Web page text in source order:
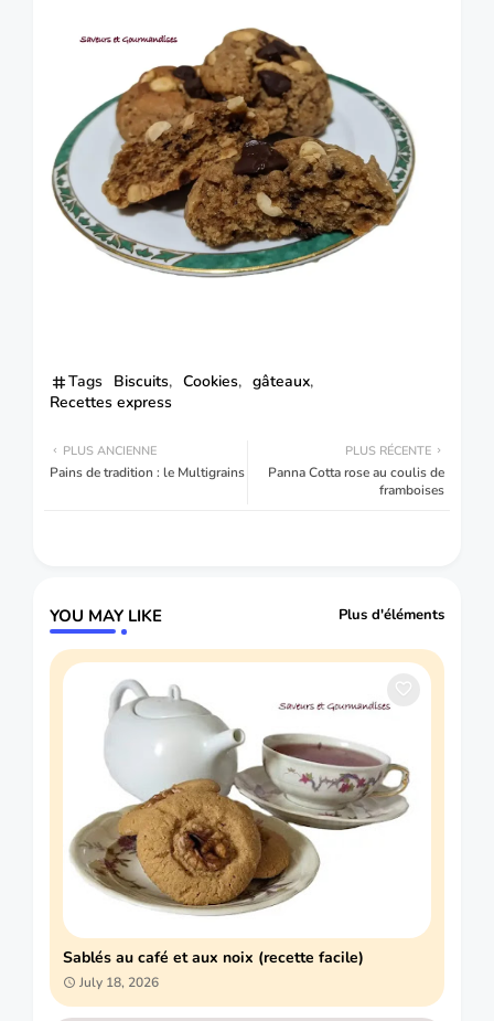
Tags Biscuits Cookies
gâteaux
Recettes express
PLUS RÉCENTE
Panna Cotta rose au coulis de
framboises
PLUS ANCIENNE
Pains de tradition : le Multigrains
YOU MAY LIKE Plus d'éléments
Sablés au café et aux noix (recette facile)
July 18, 2026